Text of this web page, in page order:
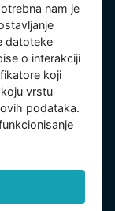
u Pragu,
kompanije:
nam je
datoteke
o interakciji
koji
vrstu
podataka.